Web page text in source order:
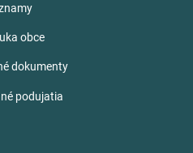
obce
dokumenty
podujatia